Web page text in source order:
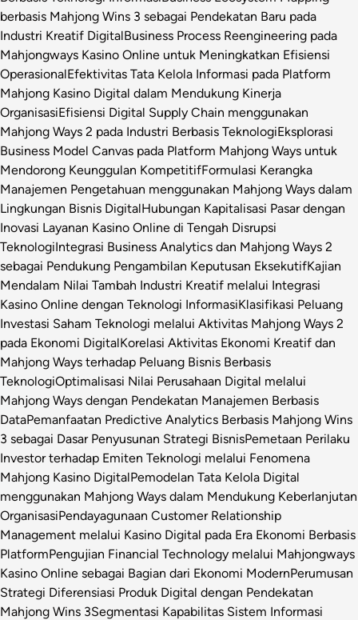
berbasis Mahjong Wins 3 sebagai Pendekatan Baru pada
Industri Kreatif DigitalBusiness Process Reengineering pada
Mahjongways Kasino Online untuk Meningkatkan Efisiensi
OperasionalEfektivitas Tata Kelola Informasi pada Platform
Mahjong Kasino Digital dalam Mendukung Kinerja
OrganisasiEfisiensi Digital Supply Chain menggunakan
Mahjong Ways 2 pada Industri Berbasis TeknologiEksplorasi
Business Model Canvas pada Platform Mahjong Ways untuk
Mendorong Keunggulan KompetitifFormulasi Kerangka
Manajemen Pengetahuan menggunakan Mahjong Ways dalam
Lingkungan Bisnis DigitalHubungan Kapitalisasi Pasar dengan
Inovasi Layanan Kasino Online di Tengah Disrupsi
TeknologiIntegrasi Business Analytics dan Mahjong Ways 2
sebagai Pendukung Pengambilan Keputusan EksekutifKajian
Mendalam Nilai Tambah Industri Kreatif melalui Integrasi
Kasino Online dengan Teknologi InformasiKlasifikasi Peluang
Investasi Saham Teknologi melalui Aktivitas Mahjong Ways 2
pada Ekonomi DigitalKorelasi Aktivitas Ekonomi Kreatif dan
Mahjong Ways terhadap Peluang Bisnis Berbasis
TeknologiOptimalisasi Nilai Perusahaan Digital melalui
Mahjong Ways dengan Pendekatan Manajemen Berbasis
DataPemanfaatan Predictive Analytics Berbasis Mahjong Wins
3 sebagai Dasar Penyusunan Strategi BisnisPemetaan Perilaku
Investor terhadap Emiten Teknologi melalui Fenomena
Mahjong Kasino DigitalPemodelan Tata Kelola Digital
menggunakan Mahjong Ways dalam Mendukung Keberlanjutan
OrganisasiPendayagunaan Customer Relationship
Management melalui Kasino Digital pada Era Ekonomi Berbasis
PlatformPengujian Financial Technology melalui Mahjongways
Kasino Online sebagai Bagian dari Ekonomi ModernPerumusan
Strategi Diferensiasi Produk Digital dengan Pendekatan
Mahjong Wins 3Segmentasi Kapabilitas Sistem Informasi